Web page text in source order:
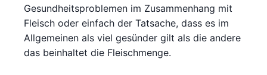
Gesundheitsproblemen im Zusammenhang mit
Fleisch oder einfach der Tatsache, dass es im
Allgemeinen als viel gesünder gilt als die andere
das beinhaltet die Fleischmenge.